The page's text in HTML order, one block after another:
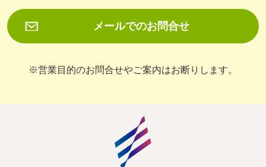
メールでのお問合せ
※営業目的のお問合せやご案内はお断りします。